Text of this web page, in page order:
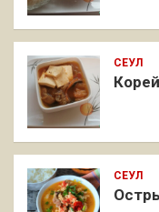
СЕУЛ
СЕУЛ